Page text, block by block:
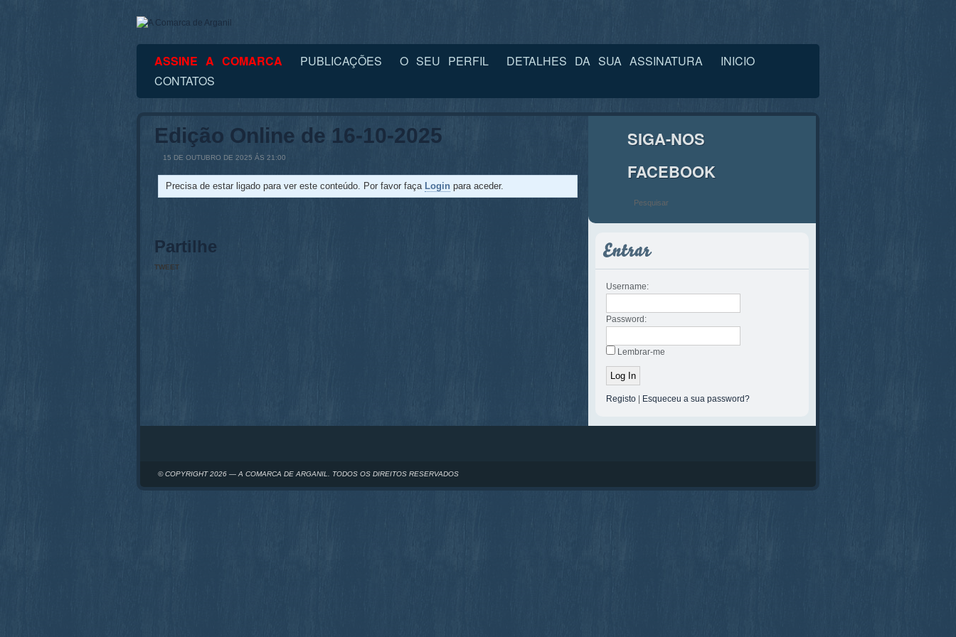
ASSINE A COMARCA PUBLICAÇÕES O SEU PERFIL DETALHES DA SUA ASSINATURA
INICIO
CONTATOS
Edição Online de 16-10-2025
15 DE OUTUBRO DE 2025 ÁS 21:00
Precisa de estar ligado para ver este conteúdo. Por favor faça Login para aceder.
Partilhe
TWEET
SIGA-NOS
FACEBOOK
Username:
Password:
Lembrar-me
Registo Esqueceu a sua password?
© COPYRIGHT 2026 — A COMARCA DE ARGANIL. TODOS OS DIREITOS RESERVADOS